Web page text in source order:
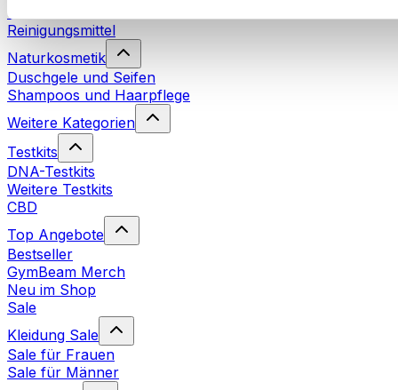
Waschmittel
Reinigungsmittel
Naturkosmetik
Duschgele und Seifen
Shampoos und Haarpflege
Weitere Kategorien
Testkits
DNA-Testkits
Weitere Testkits
CBD
Top Angebote
Bestseller
GymBeam Merch
Neu im Shop
Sale
Kleidung Sale
Sale für Frauen
Sale für Männer